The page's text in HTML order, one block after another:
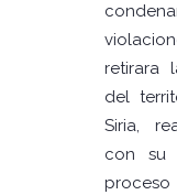
retirara
del
Siria,
con su